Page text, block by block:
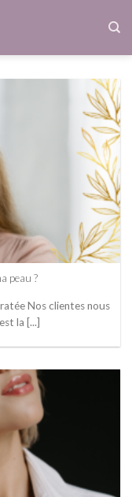
peau ?
Nos clientes nous
la [...]